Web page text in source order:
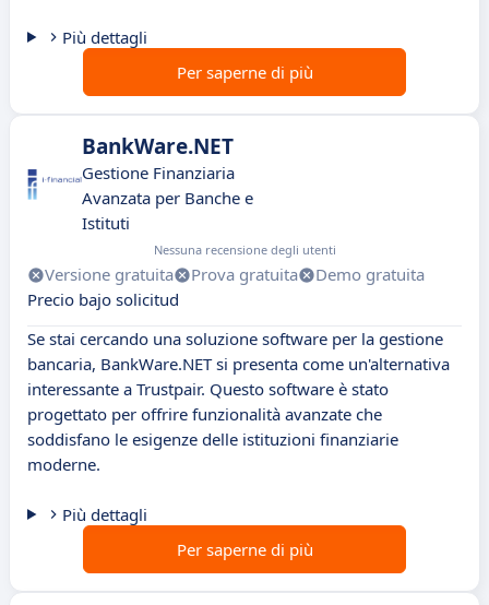
Più dettagli
Per saperne di più
BankWare.NET
Gestione Finanziaria
Avanzata per Banche e
Istituti
Nessuna recensione degli utenti
Versione gratuita Prova gratuita
Demo gratuita
Precio bajo solicitud
Se stai cercando una soluzione software per la gestione
bancaria, BankWare.NET si presenta come un'alternativa
interessante a Trustpair. Questo software è stato
progettato per offrire funzionalità avanzate che
soddisfano le esigenze delle istituzioni finanziarie
moderne.
Più dettagli
Per saperne di più